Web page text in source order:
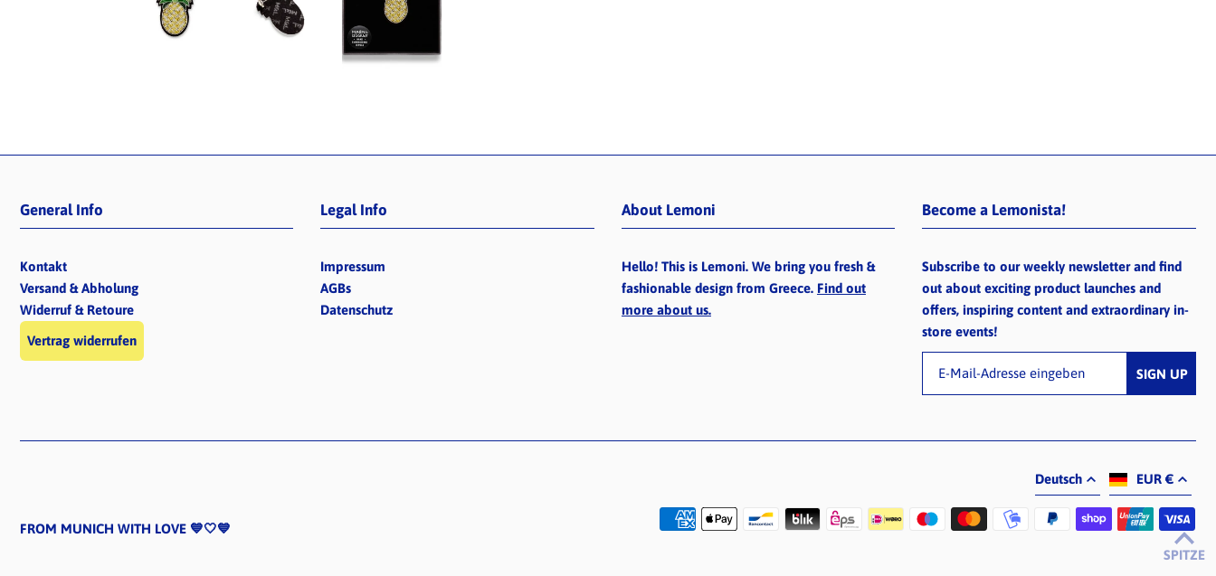
General Info
Kontakt
Versand & Abholung
Widerruf & Retoure
Vertrag widerrufen
Legal Info
Impressum
AGBs
Datenschutz
About Lemoni
Hello! This is Lemoni. We bring you fresh &
fashionable design from Greece. Find out
more about us.
Become a Lemonista!
Subscribe to our weekly newsletter and find
out about exciting product launches and
offers, inspiring content and extraordinary in-
store events!
FROM MUNICH WITH LOVE 💙🤍💙
Deutsch EUR €
SPITZE